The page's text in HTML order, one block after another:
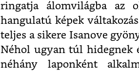
ringatja álomvilágba az
hangulatú képek
teljes a sikere Isanove
Néhol ugyan túl hidegnek
néhány laponként